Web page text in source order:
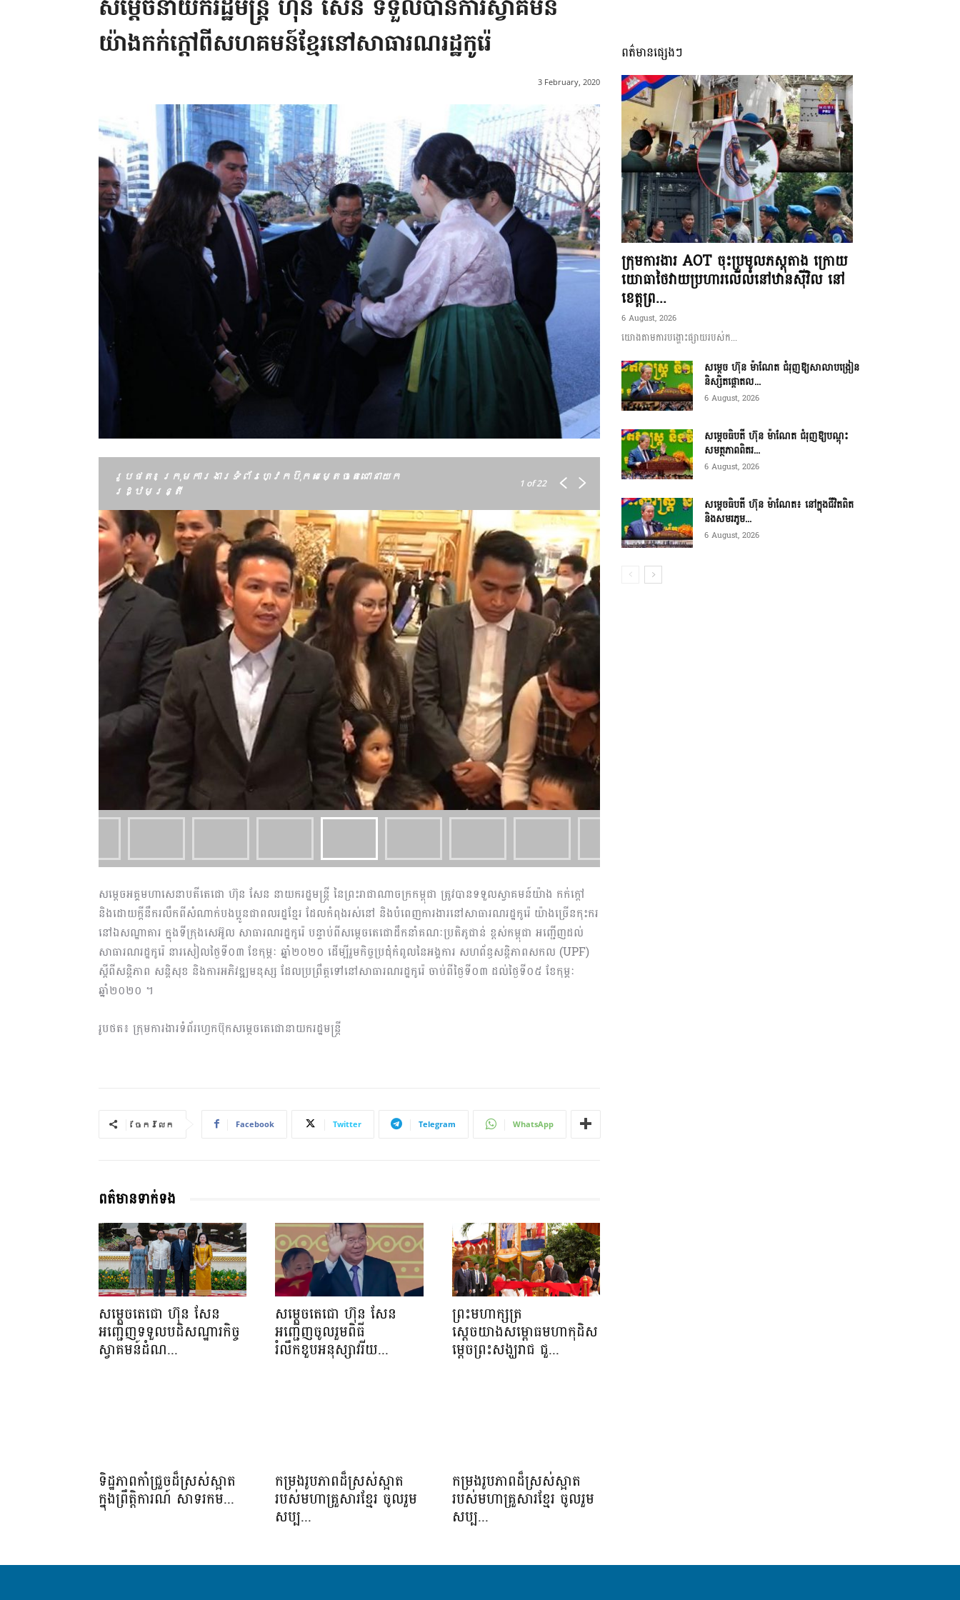
អង្គ
ភាព​
ប្រតិកម្ម
រហ័ស
សម្តេចនាយករដ្ឋមន្រ្តី ហ៊ុន សែន ទទួលបានការស្វាគមន៍
យ៉ាងកក់ក្តៅពីសហគមន៍ខ្មែរនៅសាធារណរដ្ឋកូរ៉េ
3 February, 2020
រូបថត៖ ក្រុមការងារទំព័រហ្វេកប៊ុកសម្តេចតេជោនាយក
រដ្ឋមន្រ្តី
1 of 22
សម្ដេចអគ្គមហាសេនាបតីតេជោ ហ៊ុន សែន នាយករដ្ឋមន្ត្រី នៃព្រះរាជាណាចក្រកម្ពុជា ត្រូវបានទទួលស្វាគមន៍យ៉ាង កក់ក្តៅ
និងដោយក្តីនឹករលឹកពីសំណាក់បងប្អូនជាពលរដ្ឋខ្មែរ ដែលកំពុងរស់នៅ និងបំពេញការងារនៅសាធារណរដ្ឋកូរ៉េ យ៉ាងច្រើនកុះករ
នៅឯសណ្ឋាគារ ក្នុងទីក្រុងសេអ៊ូល សាធារណរដ្ឋកូរ៉េ បន្ទាប់ពីសម្តេចតេជោដឹកនាំគណៈប្រតិភូជាន់ ខ្ពស់កម្ពុជា អញ្ជើញដល់
សាធារណរដ្ឋកូរ៉េ នារសៀលថ្ងៃទី០៣ ខែកុម្ភៈ ឆ្នាំ២០២០ ដើម្បីរួមកិច្ចប្រជុំកំពូលនៃអង្គការ សហព័ន្ធសន្តិភាពសកល (UPF)
ស្តីពីសន្តិភាព សន្តិសុខ និងការអភិវឌ្ឍមនុស្ស ដែលប្រព្រឹត្តទៅនៅសាធារណរដ្ឋកូរ៉េ ចាប់ពីថ្ងៃទី០៣ ដល់ថ្ងៃទី០៥ ខែកុម្ភៈ
ឆ្នាំ២០២០ ។
រូបថត៖ ក្រុមការងារទំព័រហ្វេកប៊ុកសម្តេចតេជោនាយករដ្ឋមន្រ្តី
ចែករំលែក Facebook Twitter Telegram WhatsApp
ពត៌មានទាក់ទង
សម្តេចតេជោ ហ៊ុន សែន
អញ្ជើញទទួលបដិសណ្ឋារកិច្ច
ស្វាគមន៍ដំណ...
សម្តេចតេជោ ហ៊ុន សែន
អញ្ជើញចូលរួមពិធី
រំលឹកខួបអនុស្សាវរីយ...
ព្រះមហាក្សត្រ
ស្តេចយាងសម្ពោធមហាកុដិស
ម្តេចព្រះសង្ឃរាជ ជួ...
ទិដ្ឋភាពកាំជ្រួចដ៏ស្រស់ស្អាត​
ក្នុងព្រឹត្តិការណ៍​ សាទរកម...
កម្រងរូបភាពដ៏ស្រស់ស្អាត​
របស់មហាគ្រួសារខ្មែរ​ ចូលរួម
សប្ប...
កម្រងរូបភាពដ៏ស្រស់ស្អាត​
របស់មហាគ្រួសារខ្មែរ​ ចូលរួម
សប្ប...
ពត៌មានផ្សេងៗ
ក្រុមការងារ AOT ចុះប្រមូលភស្តុតាង ក្រោយ
យោធាថៃវាយប្រហារលើលំនៅឋានស៊ីវិល នៅ
ខេត្តព្រ...
6 August, 2026
យោងតាមការបង្ហោះផ្សាយរបស់ក...
សម្តេច ហ៊ុន ម៉ាណែត ជំរុញឱ្យសាលាបង្រៀន
និស្សិតផ្តោតល...
6 August, 2026
សម្តេចធិបតី ហ៊ុន ម៉ាណែត ជំរុញឱ្យបណ្តុះ
សមត្ថភាពពិតរ...
6 August, 2026
សម្តេចធិបតី ហ៊ុន ម៉ាណែត៖ នៅក្នុងជីវិតពិត
និងសមរភូម...
6 August, 2026